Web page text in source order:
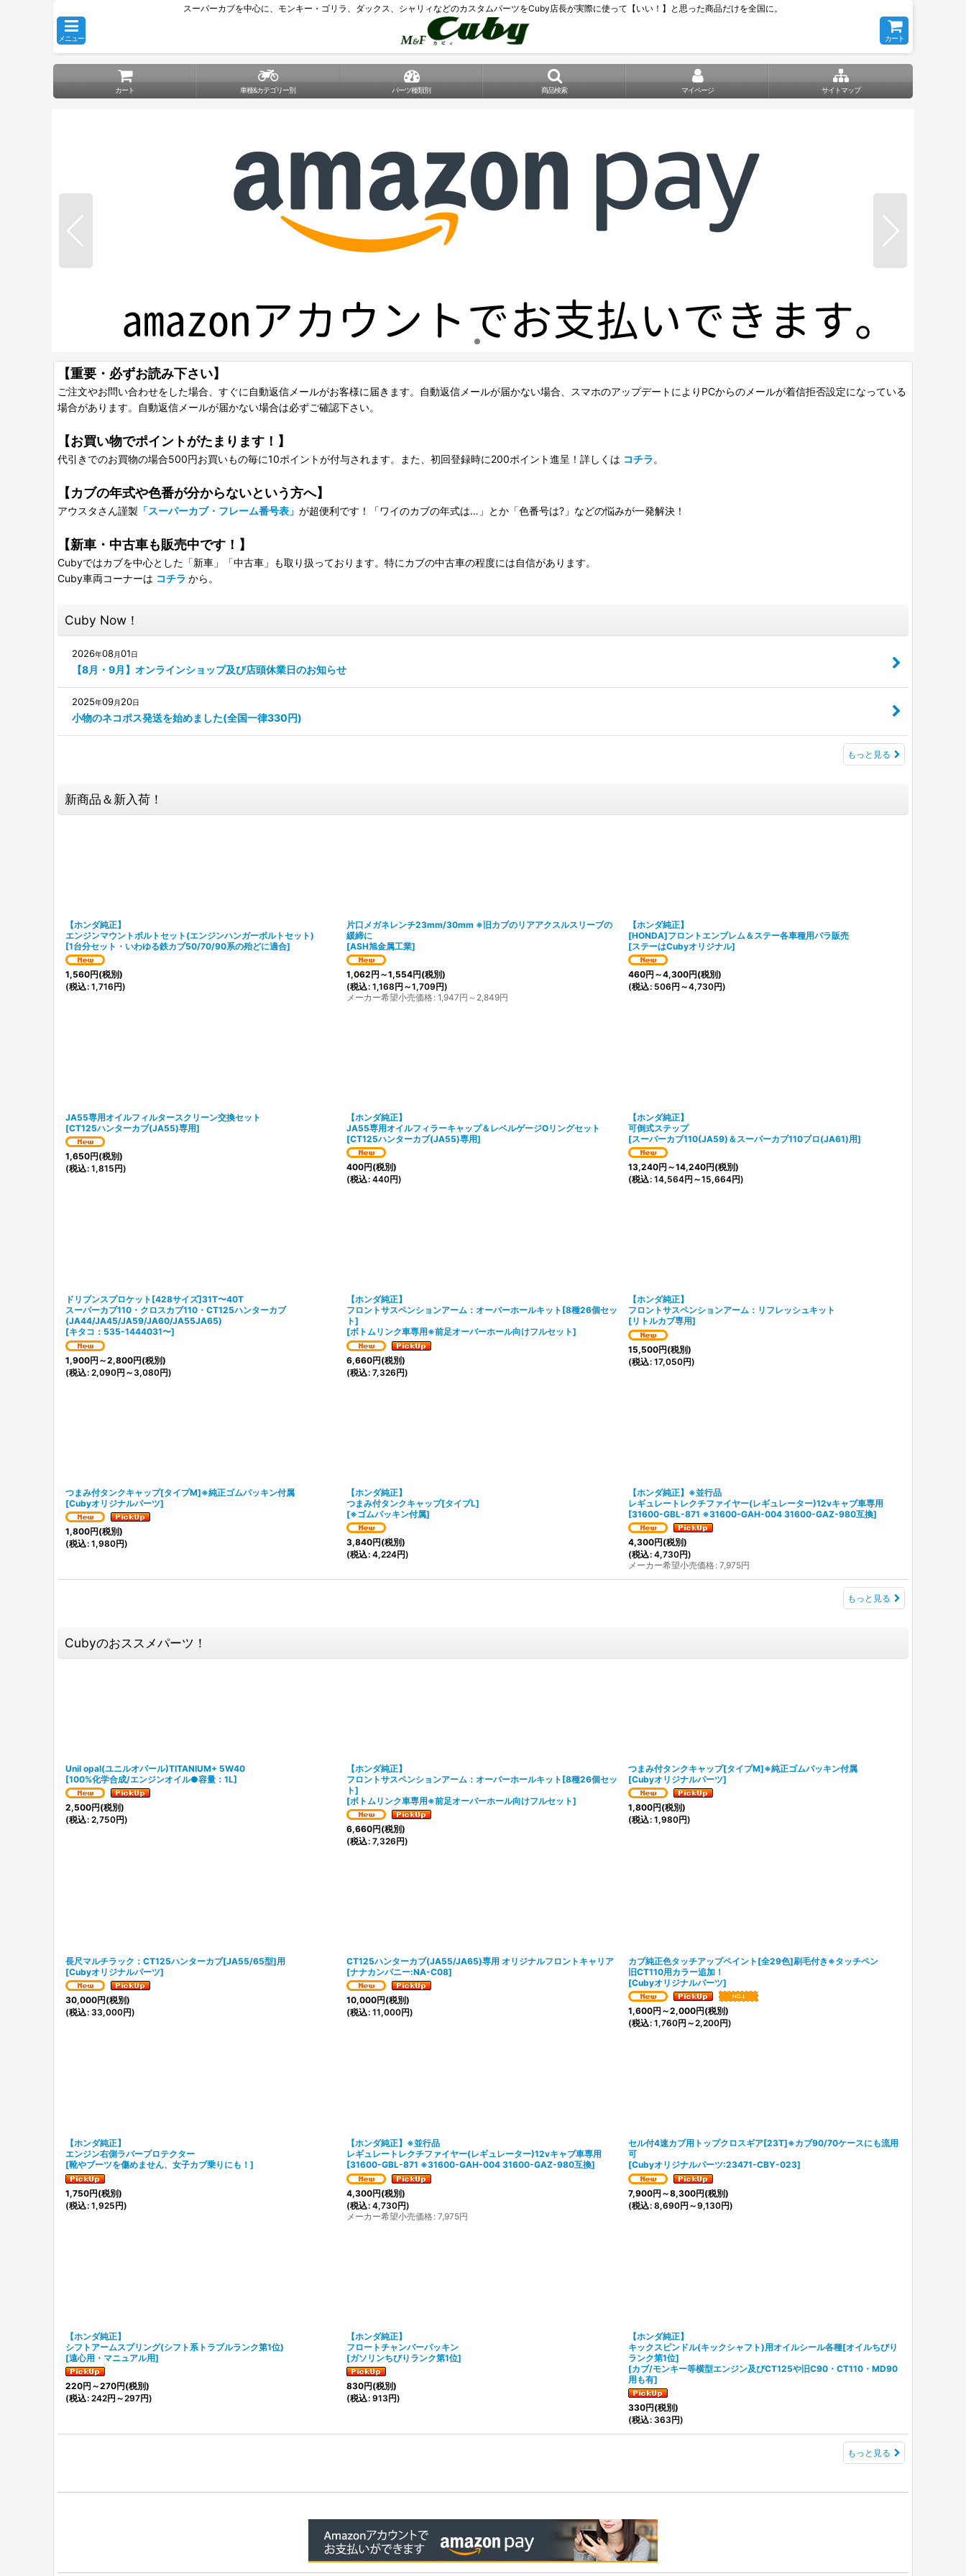
スーパーカブを中心に、モンキー・ゴリラ、ダックス、シャリィなどのカスタムパーツをCuby店長が実際に使って【いい！】と思った商品だけを全国に。
メニュー カート
カート 車種&カテゴリー別 パーツ種類別 商品検索 マイページ サイトマップ
【重要・必ずお読み下さい】
ご注文やお問い合わせをした場合、すぐに自動返信メールがお客様に届きます。自動返信メールが届かない場合、スマホのアップデートによりPCからのメールが着信拒否設定になっている
場合があります。自動返信メールが届かない場合は必ずご確認下さい。
【お買い物でポイントがたまります！】
代引きでのお買物の場合500円お買いもの毎に10ポイントが付与されます。また、初回登録時に200ポイント進呈！詳しくは コチラ。
【カブの年式や色番が分からないという方へ】
アウスタさん謹製 「スーパーカブ・フレーム番号表」 が超便利です！「ワイのカブの年式は…」とか「色番号は?」などの悩みが一発解決！
【新車・中古車も販売中です！】
Cubyではカブを中心とした「新車」「中古車」も取り扱っております。特にカブの中古車の程度には自信があります。
Cuby車両コーナーは コチラ から。
Cuby Now！
2026年08月01日
【8月・9月】オンラインショップ及び店頭休業日のお知らせ
2025年09月 20日
小物のネコポス発送を始めました(全国一律330円)
もっと見る
新商品＆新入荷！
【ホンダ純正】
エンジンマウントボルトセット(エンジンハンガーボルトセット)
[1台分セット・いわゆる鉄カブ50/70/90系の殆どに適合]
1,560円(税別)
(税込: 1,716円)
片口メガネレンチ23mm/30mm ※旧カブのリアアクスルスリーブの
緩締に
[ASH旭金属工業]
1,062円 ～1,554円(税別)
(税込: 1,168円 ～1,709円)
メーカー希望小売価格: 1,947円 ～2,849円
【ホンダ純正】
[HONDA]フロントエンブレム＆ステー各車種用バラ販売
[ステーはCubyオリジナル]
460円 ～4,300円(税別)
(税込: 506円 ～4,730円)
JA55専用オイルフィルタースクリーン交換セット
[CT125ハンターカブ(JA55)専用]
1,650円(税別)
(税込: 1,815円)
【ホンダ純正】
JA55専用オイルフィラーキャップ＆レベルゲージOリングセット
[CT125ハンターカブ(JA55)専用]
400円(税別)
(税込: 440円)
【ホンダ純正】
可倒式ステップ
[スーパーカブ110(JA59)＆スーパーカブ110プロ(JA61)用]
13,240円 ～14,240円(税別)
(税込: 14,564円 ～15,664円)
ドリブンスプロケット[428サイズ]31T〜40T
スーパーカブ110・クロスカブ110・CT125ハンターカブ
(JA44/JA45/JA59/JA60/JA55JA65)
[キタコ：535-1444031〜]
1,900円 ～2,800円(税別)
(税込: 2,090円 ～3,080円)
【ホンダ純正】
フロントサスペンションアーム：オーバーホールキット[8種26個セッ
ト]
[ボトムリンク車専用※前足オーバーホール向けフルセット]
6,660円(税別)
(税込: 7,326円)
【ホンダ純正】
フロントサスペンションアーム：リフレッシュキット
[リトルカブ専用]
15,500円(税別)
(税込: 17,050円)
つまみ付タンクキャップ[タイプM]※純正ゴムパッキン付属
[Cubyオリジナルパーツ]
1,800円(税別)
(税込: 1,980円)
【ホンダ純正】
つまみ付タンクキャップ[タイプL]
[※ゴムパッキン付属]
3,840円(税別)
(税込: 4,224円)
【ホンダ純正】※並行品
レギュレートレクチファイヤー(レギュレーター)12vキャブ車専用
[31600-GBL-871 ※31600-GAH-004 31600-GAZ-980互換]
4,300円(税別)
(税込: 4,730円)
メーカー希望小売価格: 7,975円
もっと見る
Cubyのおススメパーツ！
Unil opal(ユニルオパール)TITANIUM+ 5W40
[100%化学合成/エンジンオイル●容量：1L]
2,500円(税別)
(税込: 2,750円)
【ホンダ純正】
フロントサスペンションアーム：オーバーホールキット[8種26個セッ
ト]
[ボトムリンク車専用※前足オーバーホール向けフルセット]
6,660円(税別)
(税込: 7,326円)
つまみ付タンクキャップ[タイプM]※純正ゴムパッキン付属
[Cubyオリジナルパーツ]
1,800円(税別)
(税込: 1,980円)
長尺マルチラック：CT125ハンターカブ[JA55/65型]用
[Cubyオリジナルパーツ]
30,000円(税別)
(税込: 33,000円)
CT125ハンターカブ(JA55/JA65)専用 オリジナルフロントキャリア
[ナナカンパニー:NA-C08]
10,000円(税別)
(税込: 11,000円)
カブ純正色タッチアップペイント[全29色]刷毛付き※タッチペン
旧CT110用カラー追加！
[Cubyオリジナルパーツ]
1,600円 ～2,000円(税別)
(税込: 1,760円 ～2,200円)
【ホンダ純正】
エンジン右側ラバープロテクター
[靴やブーツを傷めません、女子カブ乗りにも！ ]
1,750円(税別)
(税込: 1,925円)
【ホンダ純正】※並行品
レギュレートレクチファイヤー(レギュレーター)12vキャブ車専用
[31600-GBL-871 ※31600-GAH-004 31600-GAZ-980互換]
4,300円(税別)
(税込: 4,730円)
メーカー希望小売価格: 7,975円
セル付4速カブ用トップクロスギア[23T]※カブ90/70ケースにも流用
可
[Cubyオリジナルパーツ:23471-CBY-023]
7,900円 ～8,300円(税別)
(税込: 8,690円 ～9,130円)
【ホンダ純正】
シフトアームスプリング(シフト系トラブルランク第1位)
[遠心用・マニュアル用]
220円 ～270円(税別)
(税込: 242円 ～297円)
【ホンダ純正】
フロートチャンバーパッキン
[ガソリンちびりランク第1位]
830円(税別)
(税込: 913円)
【ホンダ純正】
キックスピンドル(キックシャフト)用オイルシール各種[オイルちびり
ランク第1位]
[カブ/モンキー等横型エンジン及びCT125や旧C90・CT110・MD90
用も有]
330円(税別)
(税込: 363円)
もっと見る